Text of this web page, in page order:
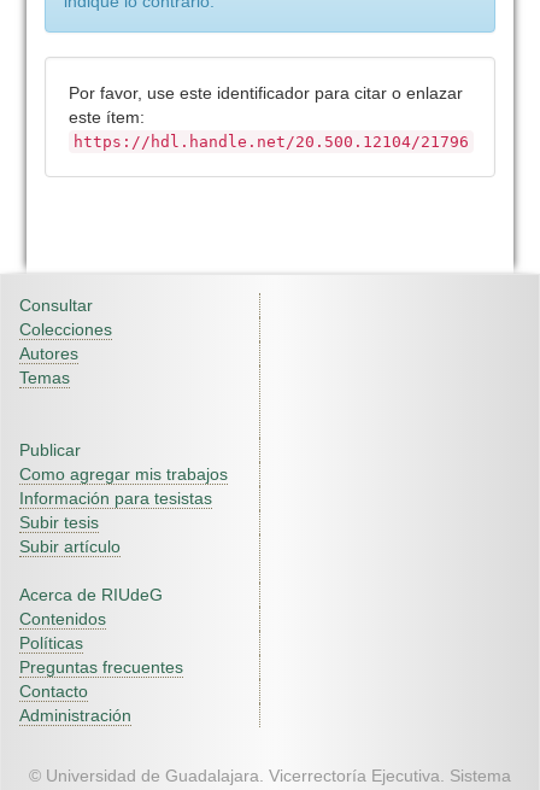
Por favor, use este identificador para citar o enlazar
este ítem:
https://hdl.handle.net/20.500.12104/21796
Consultar
Colecciones
Autores
Temas
Publicar
Como agregar mis trabajos
Información para tesistas
Subir tesis
Subir artículo
Acerca de RIUdeG
Contenidos
Políticas
Preguntas frecuentes
Contacto
Administración
© Universidad de Guadalajara. Vicerrectoría Ejecutiva. Sistema